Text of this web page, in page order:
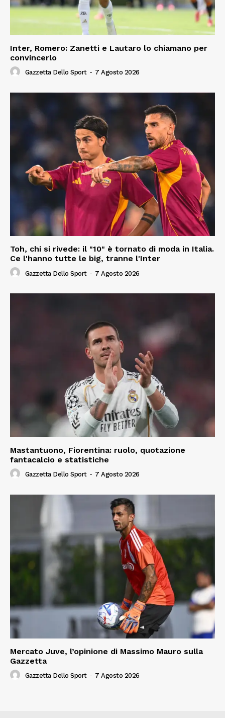
Inter, Romero: Zanetti e Lautaro lo chiamano per
convincerlo
Gazzetta Dello Sport - 7 Agosto 2026
Toh, chi si rivede: il "10" è tornato di moda in Italia.
Ce l'hanno tutte le big, tranne l'Inter
Gazzetta Dello Sport - 7 Agosto 2026
Mastantuono, Fiorentina: ruolo, quotazione
fantacalcio e statistiche
Gazzetta Dello Sport - 7 Agosto 2026
Mercato Juve, l’opinione di Massimo Mauro sulla
Gazzetta
Gazzetta Dello Sport - 7 Agosto 2026